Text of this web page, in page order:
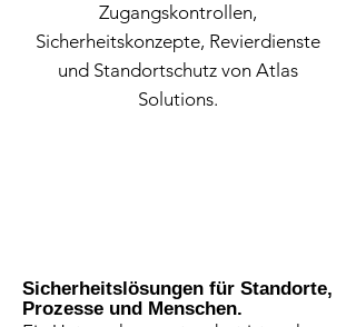
Zugangskontrollen,
Sicherheitskonzepte, Revierdienste
und Standortschutz von Atlas
Solutions.
Sicherheitslösungen für Standorte,
Prozesse und Menschen.